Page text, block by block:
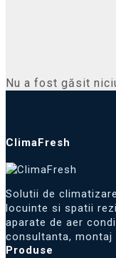
Nu a fost găsit
ClimaFresh
Solutii de
locuinte si spatii
aparate de aer
consultanta, montaj
Produse